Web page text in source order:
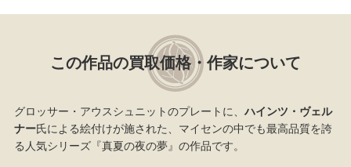
この作品の買取価格・作家について
グロッサー・アウスシュニットのプレートに、 ハインツ・ヴェル
ナー氏による絵付けが施された、マイセンの中でも最高品質を誇
る人気シリーズ『真夏の夜の夢』の作品です。